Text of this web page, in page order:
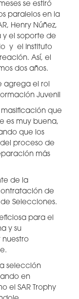
se estiró
paralelos en la
Henry Núñez,
y el soporte de
y el Instituto
Así, el
dos años.
agrega el rol
Juvenil
que
es muy buena,
que los
proceso de
más
de la
de
Selecciones.
para el
y su
nuestro
selección
en
el SAR Trophy